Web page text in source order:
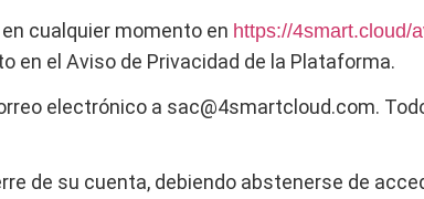
cualquier momento en https://4smart.cloud/
en el Aviso de Privacidad de la Plataforma.
electrónico a sac@4smartcloud.com.
de su cuenta, debiendo abstenerse de